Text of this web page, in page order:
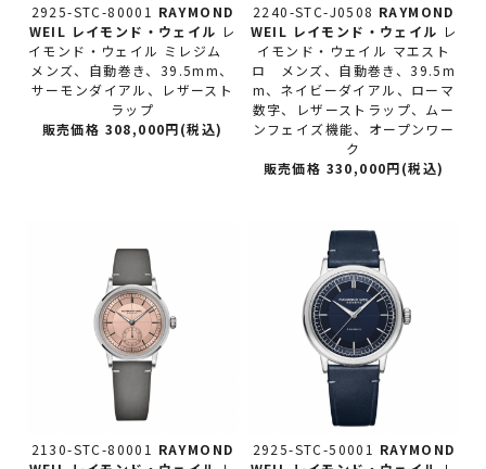
2925-STC-80001 RAYMOND
WEIL レイモンド・ウェイル レ
イモンド・ウェイル ミレジム
メンズ、自動巻き、39.5mm、
サーモンダイアル、レザースト
ラップ
販売価格 308,000円(税込)
2240-STC-J0508 RAYMOND
WEIL レイモンド・ウェイル レ
イモンド・ウェイル マエスト
ロ メンズ、自動巻き、39.5m
m、ネイビーダイアル、ローマ
数字、レザーストラップ、ムー
ンフェイズ機能、オープンワー
ク
販売価格 330,000円(税込)
2130-STC-80001 RAYMOND
2925-STC-50001 RAYMOND